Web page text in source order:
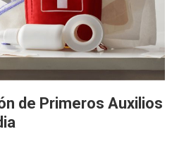
de Primeros Auxilios